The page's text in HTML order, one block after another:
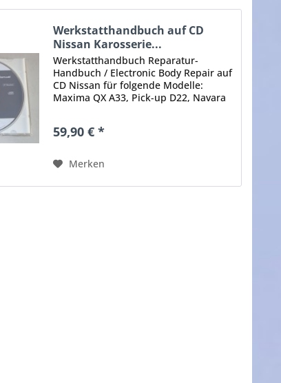
Werkstatthandbuch auf CD
Nissan Karosserie...
Werkstatthandbuch Reparatur-
Handbuch / Electronic Body Repair auf
CD Nissan für folgende Modelle:
Maxima QX A33, Pick-up D22, Navara
R20, Pathfinder R51, X-Trail T30,...
59,90 € *
Merken